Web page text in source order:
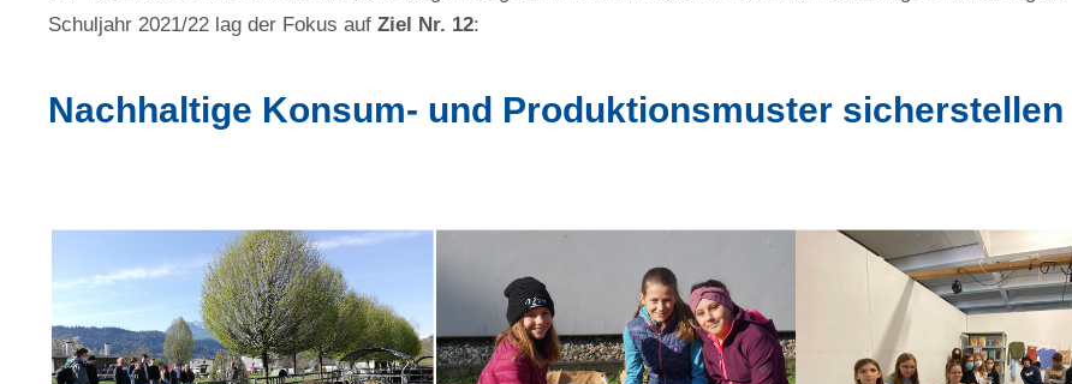
Schuljahr 2021/22 lag der Fokus auf Ziel Nr. 12:
Nachhaltige Konsum- und Produktionsmuster sicherstellen